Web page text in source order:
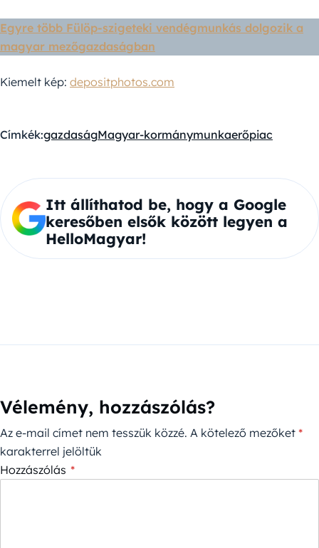
Egyre több Fülöp-szigeteki vendégmunkás dolgozik a
magyar mezőgazdaságban
Kiemelt kép: depositphotos.com
Címkék:gazdaságMagyar-kormánymunkaerőpiac
Itt állíthatod be, hogy a Google
keresőben elsők között legyen a
HelloMagyar!
Vélemény, hozzászólás?
Az e-mail címet nem tesszük közzé. A kötelező mezőket *
karakterrel jelöltük
Hozzászólás *